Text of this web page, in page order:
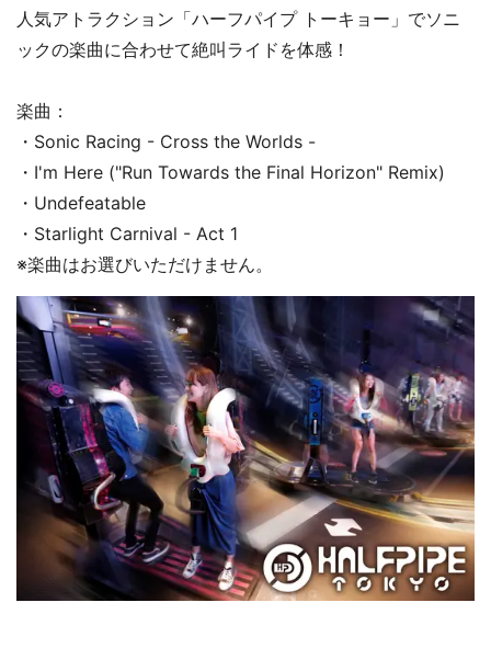
人気アトラクション「ハーフパイプ トーキョー」でソニ
ックの楽曲に合わせて絶叫ライドを体感！
楽曲：
・Sonic Racing - Cross the Worlds -
・I'm Here ("Run Towards the Final Horizon" Remix)
・Undefeatable
・Starlight Carnival - Act 1
※楽曲はお選びいただけません。